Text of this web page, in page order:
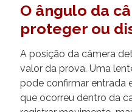
O ângulo da
proteger ou
A posição da câmera
valor da prova. Uma
pode confirmar entrada
que ocorreu dentro da